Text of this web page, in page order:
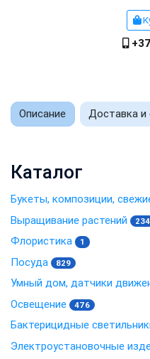
Описание Доставка и
Каталог
Букеты, композиции,
Выращивание растений 234
Флористика 1
Посуда 829
Умный дом, датчики
Освещение 476
Бактерицидные
Электроустановочные